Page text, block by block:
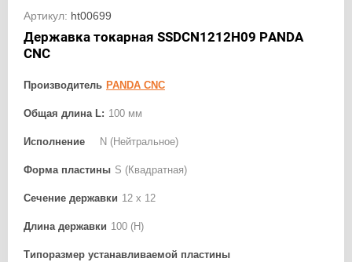
Артикул: ht00699
Державка токарная SSDCN1212H09 PANDA
CNC
Производитель PANDA CNC
Общая длина L: 100 мм
Исполнение N (Нейтральное)
Форма пластины S (Квадратная)
Сечение державки 12 x 12
Длина державки 100 (H)
Типоразмер устанавливаемой пластины